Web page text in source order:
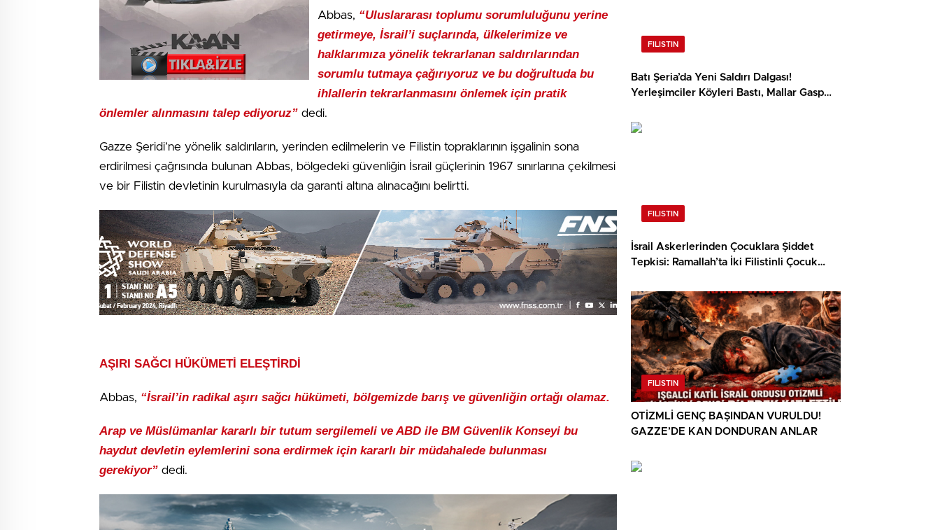
Abbas, “Uluslararası toplumu sorumluluğunu yerine
getirmeye, İsrail’i suçlarında, ülkelerimize ve
halklarımıza yönelik tekrarlanan saldırılarından
sorumlu tutmaya çağırıyoruz ve bu doğrultuda bu
ihlallerin tekrarlanmasını önlemek için pratik
önlemler alınmasını talep ediyoruz” dedi.
Gazze Şeridi’ne yönelik saldırıların, yerinden edilmelerin ve Filistin topraklarının işgalinin sona
erdirilmesi çağrısında bulunan Abbas, bölgedeki güvenliğin İsrail güçlerinin 1967 sınırlarına çekilmesi
ve bir Filistin devletinin kurulmasıyla da garanti altına alınacağını belirtti.
AŞIRI SAĞCI HÜKÜMETİ ELEŞTİRDİ
Abbas, “İsrail’in radikal aşırı sağcı hükümeti, bölgemizde barış ve güvenliğin ortağı olamaz.
Arap ve Müslümanlar kararlı bir tutum sergilemeli ve ABD ile BM Güvenlik Konseyi bu
haydut devletin eylemlerini sona erdirmek için kararlı bir müdahalede bulunması
gerekiyor” dedi.
FILISTIN
Batı Şeria’da Yeni Saldırı Dalgası!
Yerleşimciler Köyleri Bastı, Mallar Gasp
FILISTIN
İsrail Askerlerinden Çocuklara Şiddet
Tepkisi: Ramallah’ta İki Filistinli Çocuk
FILISTIN
OTİZMLİ GENÇ BAŞINDAN VURULDU!
GAZZE’DE KAN DONDURAN ANLAR